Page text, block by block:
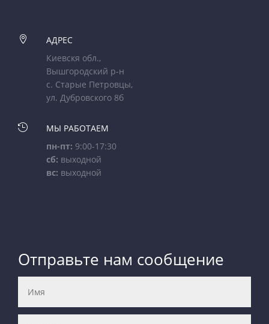

АДРЕС
Киевскя обл.,
Вышгородский р-н
с. Старые Петровцы,
ул. Дубровского 8б

МЫ РАБОТАЕМ
пн-пт: 9:00-17:30
сб: выходной
вс: выходной
Отправьте нам сообщение